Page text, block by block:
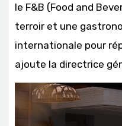
le F&B (Food and
terroir et une
internationale pour
ajoute la directrice